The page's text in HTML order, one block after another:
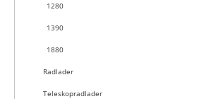
1280
1390
1880
Radlader
Teleskopradlader